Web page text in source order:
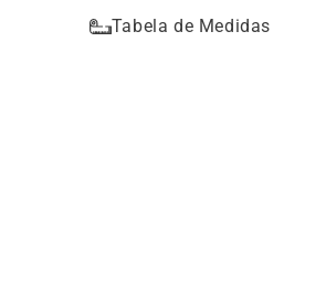
Tabela de Medidas